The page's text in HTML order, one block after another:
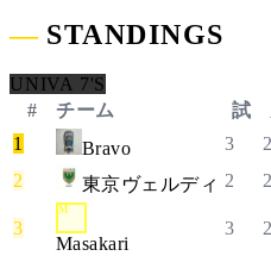
― STANDINGS
UNIVA 7'S
#
チーム 試
1
Bravo 3 2
2
東京ヴェルディ 2 2
3
M
Masakari
3 2